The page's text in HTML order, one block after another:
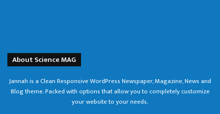
About Science MAG
Jannah is a Clean Responsive WordPress Newspaper, Magazine, News and
Blog theme. Packed with options that allow you to completely customize
your website to your needs.